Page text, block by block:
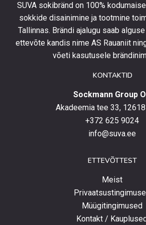
kursis
uusimate
toodetega,
eripakkumistega
SUVA sokibränd on 100%
sokkide disainimine ja tootmine
Tallinnas. Brändi ajalugu saab
ettevõte kandis nime AS Rauaniit
võeti kasutusele
KONTAKTID
Sockmann Group
Akadeemia tee 33,
+372 625 9024
info@suva.ee
ETTEVÕTTEST
Meist
Müügitingimused
Kontakt /